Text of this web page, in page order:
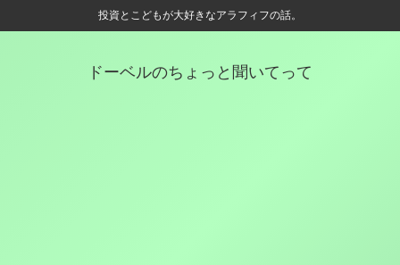
投資とこどもが大好きなアラフィフの話。
ドーベルのちょっと聞いてって